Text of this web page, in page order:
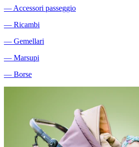
― Accessori passeggio
― Ricambi
― Gemellari
― Marsupi
― Borse